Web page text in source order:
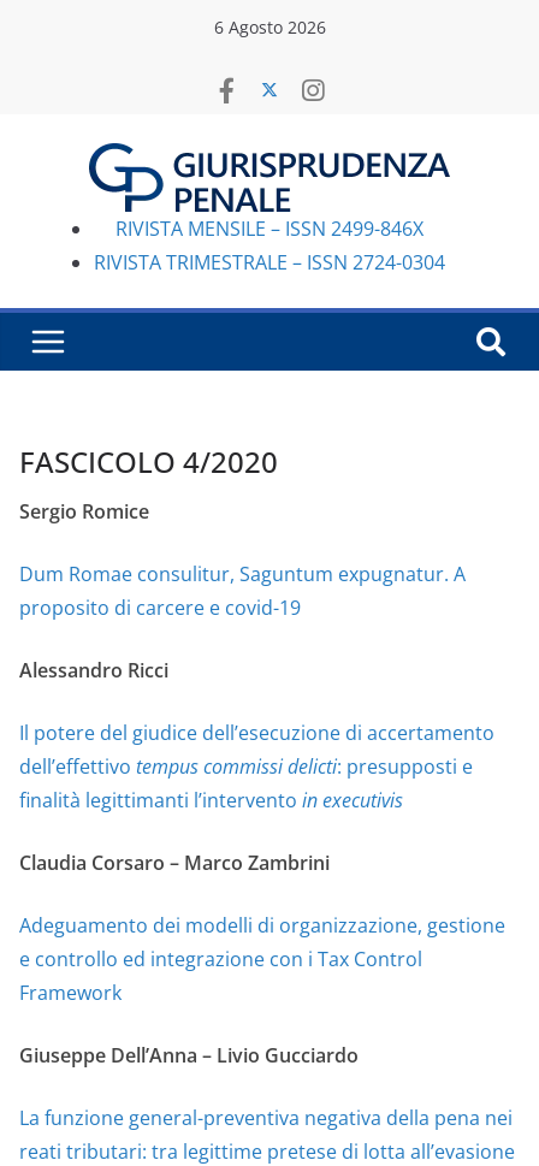
6 Agosto 2026
RIVISTA MENSILE – ISSN 2499-846X
RIVISTA TRIMESTRALE – ISSN 2724-0304
FASCICOLO 4/2020
Sergio Romice
Dum Romae consulitur, Saguntum expugnatur. A
proposito di carcere e covid-19
Alessandro Ricci
Il potere del giudice dell’esecuzione di accertamento
dell’effettivo tempus commissi delicti: presupposti e
finalità legittimanti l’intervento in executivis
Claudia Corsaro – Marco Zambrini
Adeguamento dei modelli di organizzazione, gestione
e controllo ed integrazione con i Tax Control
Framework
Giuseppe Dell’Anna – Livio Gucciardo
La funzione general-preventiva negativa della pena nei
reati tributari: tra legittime pretese di lotta all’evasione